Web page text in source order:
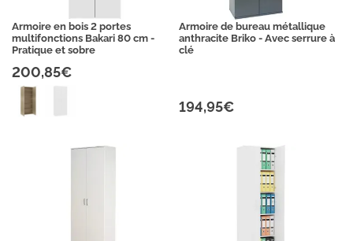
Armoire en bois 2 portes
multifonctions Bakari 80 cm -
Pratique et sobre
200,85€
Armoire de bureau métallique
anthracite Briko - Avec serrure à
clé
194,95€